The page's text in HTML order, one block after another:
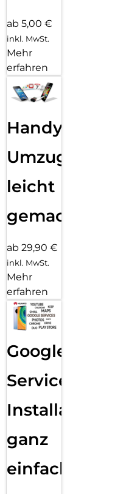
ab 5,00 €
inkl. MwSt.
Mehr
erfahren
Handy
Umzug
leicht
gemacht!
ab 29,90 €
inkl. MwSt.
Mehr
erfahren
Google
Services
Installation
ganz
einfach